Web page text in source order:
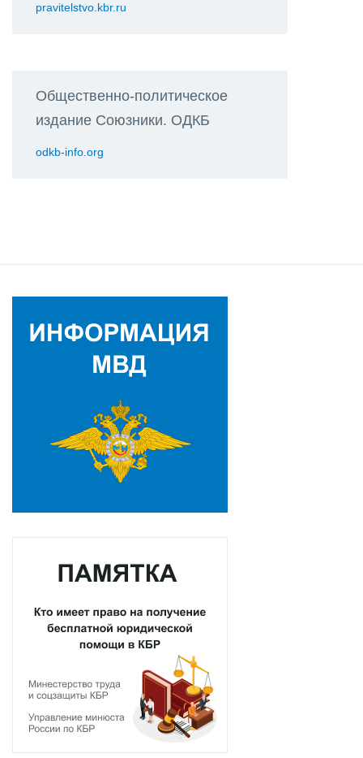
pravitelstvo.kbr.ru
Общественно-политическое
издание Союзники. ОДКБ
odkb-info.org